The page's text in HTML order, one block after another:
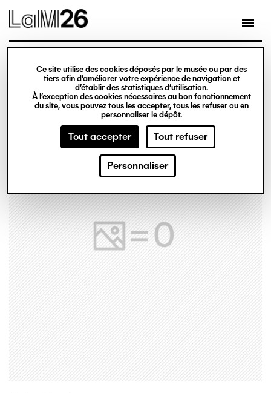
Gestion des cookies
Ce site utilise des cookies déposés par le musée ou par des
tiers afin d’améliorer votre expérience de navigation et
d’établir des statistiques d’utilisation.
À l’exception des cookies nécessaires au bon fonctionnement
du site, vous pouvez tous les accepter, tous les refuser ou en
personnaliser le dépôt.
Tout accepter Tout refuser
Personnaliser
contenu